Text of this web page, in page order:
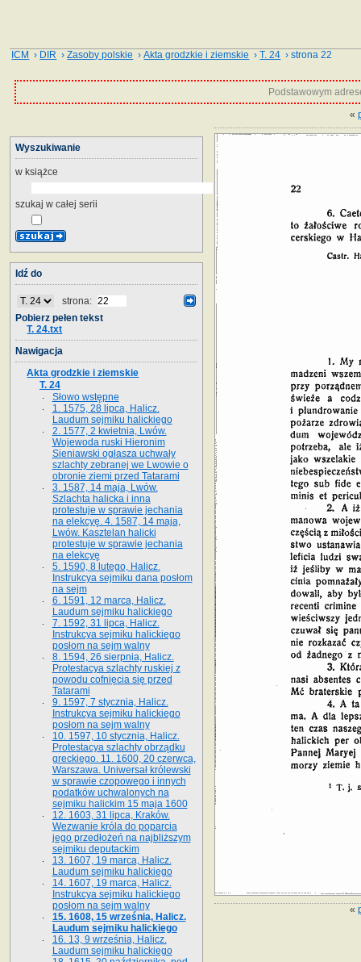
ICM › DIR ›Zasoby polskie ›Akta grodzkie i ziemskie ›T. 24 › strona 22
Podstawowym
«
«
Wyszukiwanie
w książce
szukaj w całej serii
Idź do
strona:
Pobierz pełen tekst
T. 24.txt
Nawigacja
Akta grodzkie i ziemskie
T. 24
Słowo wstępne
1. 1575, 28 lipca, Halicz.
Laudum sejmiku halickiego
2. 1577, 2 kwietnia, Lwów.
Wojewoda ruski Hieronim
Sieniawski ogłasza uchwały
szlachty zebranej we Lwowie o
obronie ziemi przed Tatarami
3. 1587, 14 maja, Lwów.
Szlachta halicka i inna
protestuje w sprawie jechania
na elekcyę. 4. 1587, 14 maja,
Lwów. Kasztelan halicki
protestuje w sprawie jechania
na elekcyę
5. 1590, 8 lutego, Halicz.
Instrukcya sejmiku dana posłom
na sejm
6. 1591, 12 marca, Halicz.
Laudum sejmiku halickiego
7. 1592, 31 lipca, Halicz.
Instrukcya sejmiku halickiego
posłom na sejm walny
8. 1594, 26 sierpnia, Halicz.
Protestacya szlachty ruskiej z
powodu cofnięcia się przed
Tatarami
9. 1597, 7 stycznia, Halicz.
Instrukcya sejmiku halickiego
posłom na sejm walny
10. 1597, 10 stycznia, Halicz.
Protestacya szlachty obrządku
greckiego. 11. 1600, 20 czerwca,
Warszawa. Uniwersał królewski
w sprawie czopowego i innych
podatków uchwalonych na
sejmiku halickim 15 maja 1600
12. 1603, 31 lipca, Kraków.
Wezwanie króla do poparcia
jego przedłożeń na najbliższym
sejmiku deputackim
13. 1607, 19 marca, Halicz.
Laudum sejmiku halickiego
14. 1607, 19 marca, Halicz.
Instrukcya sejmiku halickiego
posłom na sejm walny
15. 1608, 15 września, Halicz.
Laudum sejmiku halickiego
16. 13, 9 września, Halicz.
Laudum sejmiku halickiego